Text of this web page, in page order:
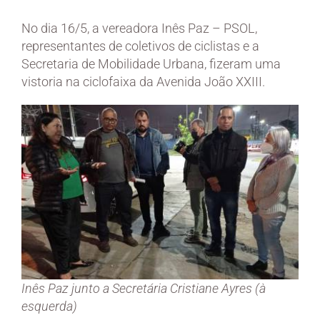
No dia 16/5, a vereadora Inês Paz – PSOL,
representantes de coletivos de ciclistas e a
Secretaria de Mobilidade Urbana, fizeram uma
vistoria na ciclofaixa da Avenida João XXIII.
Inês Paz junto a Secretária Cristiane Ayres (à
esquerda)